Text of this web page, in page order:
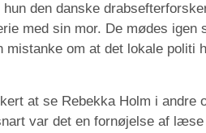
den danske
med sin mor. De mødes igen
mistanke om at det lokale politi
at se Rebekka Holm i andre
var det en fornøjelse af